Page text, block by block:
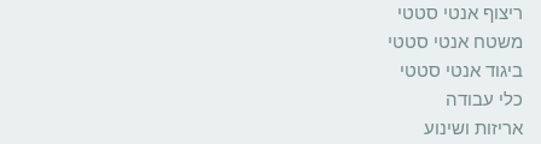
ריצוף אנטי סטטי
משטח אנטי סטטי
ביגוד אנטי סטטי
כלי עבודה
אריזות ושינוע